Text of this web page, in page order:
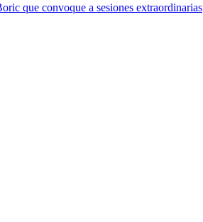
que convoque a sesiones extraordinarias